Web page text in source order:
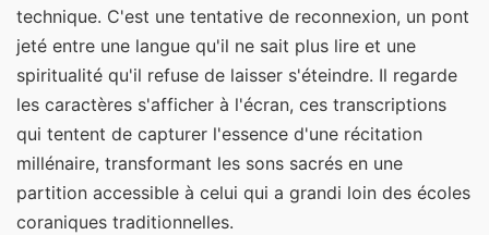
technique. C'est une tentative de reconnexion, un pont
jeté entre une langue qu'il ne sait plus lire et une
spiritualité qu'il refuse de laisser s'éteindre. Il regarde
les caractères s'afficher à l'écran, ces transcriptions
qui tentent de capturer l'essence d'une récitation
millénaire, transformant les sons sacrés en une
partition accessible à celui qui a grandi loin des écoles
coraniques traditionnelles.